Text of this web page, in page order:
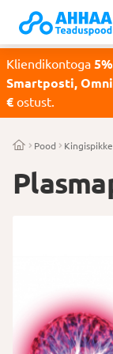
Kliendikontoga 5%
Smartposti,
€ ostust.
Pood